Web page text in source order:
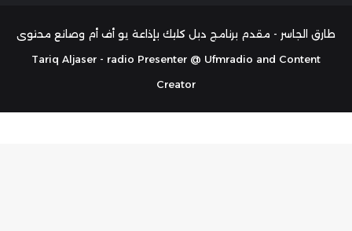
RSS
طارق الجاسر - مقدم برنامج دبل كليك بإذاعة يو أف أم وصانع محتوى
Tariq Aljaser - radio Presenter @ Ufmradio and Content
Creator